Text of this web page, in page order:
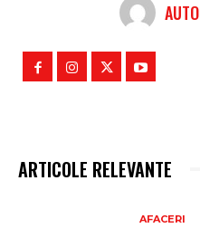
ARTICOLE RELEVANTE
AFACERI